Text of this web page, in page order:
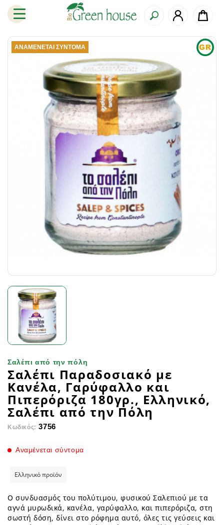
ΑΝΑΜΈΝΕΤΑΙ ΣΎΝΤΟΜΑ
Σαλέπι από την πόλη
Σαλέπι Παραδοσιακό με
Κανέλα, Γαρύφαλλο και
Πιπερόριζα 180γρ., Ελληνικό,
Σαλέπι από την Πόλη
Κωδικός: 3756
Αναμένεται σύντομα
Ελληνικό προϊόν
Ο συνδυασμός του πολύτιμου, φυσικού Σαλεπιού με τα
αγνά μυρωδικά, κανέλα, γαρύφαλλο, και πιπερόριζα, στη
σωστή δόση, δίνει στο ρόφημα αυτό, όλες τις γεύσεις και